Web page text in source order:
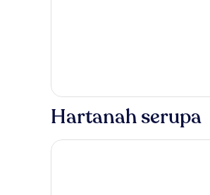
Hartanah serupa
Swandor Hotels & Resort